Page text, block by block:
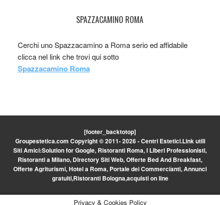
SPAZZACAMINO ROMA
Cerchi uno Spazzacamino a Roma serio ed affidabile
clicca nel link che trovi qui sotto
Spazzacamino Roma
[footer_backtotop]
Groupestetica.com Copyright © 2011- 2026 - Centri Estetici.Link utili
Siti Amici:Solution for Google, Ristoranti Roma,I Liberi Professionisti,
Ristoranti a Milano, Directory Siti Web,Offerte Bed And Breakfast,
Offerte Agriturismi,Hotel a Roma, Portale dei Commercianti,Annunci
gratuiti,Ristoranti Bologna,acquisti on line
Privacy & Cookies Policy